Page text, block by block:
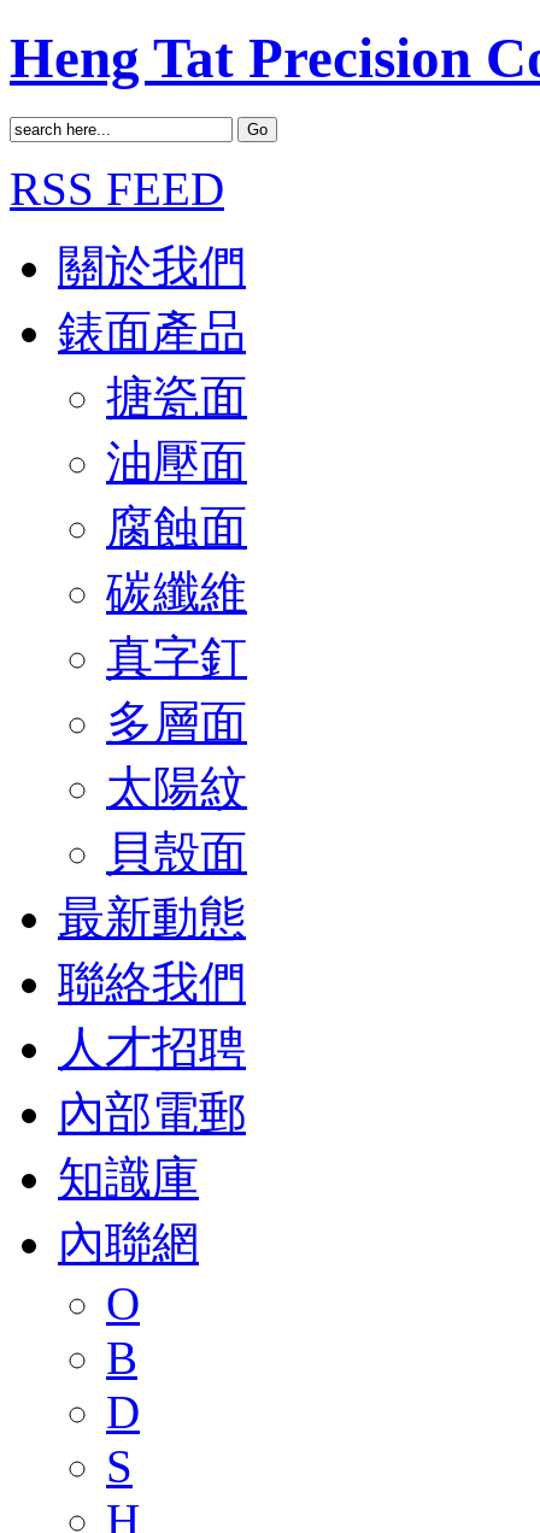
Heng Tat Precision
RSS FEED
關於我們
錶面產品
搪瓷面
油壓面
腐蝕面
碳纖維
真字釘
多層面
太陽紋
貝殼面
最新動態
聯絡我們
人才招聘
內部電郵
知識庫
內聯網
O
B
D
S
H